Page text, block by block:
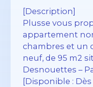
[Description]
Plusse vous
appartement
chambres et un
neuf, de 95 m2
Desnouettes –
[Disponible :